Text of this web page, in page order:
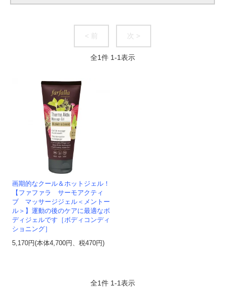
< 前 次 >
全1件 1-1表示
画期的なクール＆ホットジェル！
【ファファラ サーモアクティ
ブ マッサージジェル＜メントー
ル＞】運動の後のケアに最適なボ
ディジェルです［ボディコンディ
ショニング］
5,170円(本体4,700円、税470円)
全1件 1-1表示